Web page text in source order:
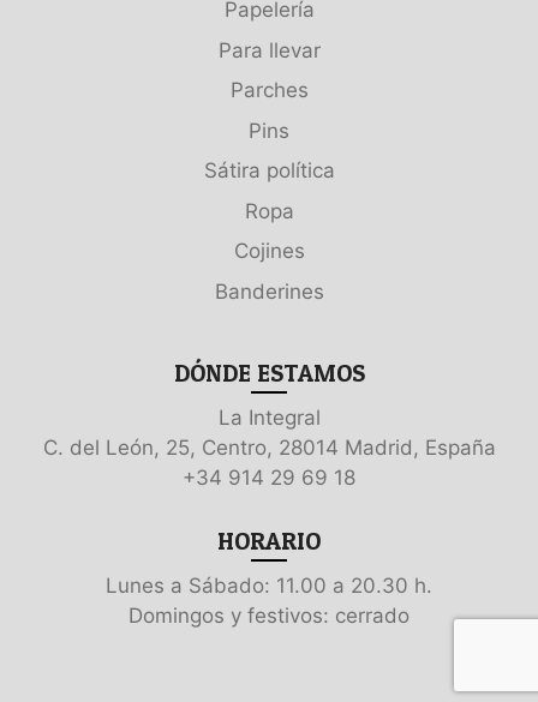
Papelería
Para llevar
Parches
Pins
Sátira política
Ropa
Cojines
Banderines
DÓNDE ESTAMOS
La Integral
C. del León, 25, Centro, 28014 Madrid, España
+34 914 29 69 18
HORARIO
Lunes a Sábado: 11.00 a 20.30 h.
Domingos y festivos: cerrado